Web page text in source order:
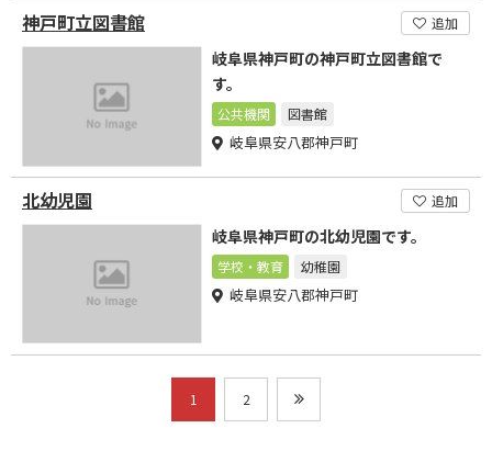
神戸町立図書館 追加
岐阜県神戸町の神戸町立図書館で
す。
公共機関 図書館
岐阜県安八郡神戸町
北幼児園 追加
岐阜県神戸町の北幼児園です。
学校・教育 幼稚園
岐阜県安八郡神戸町
1 2